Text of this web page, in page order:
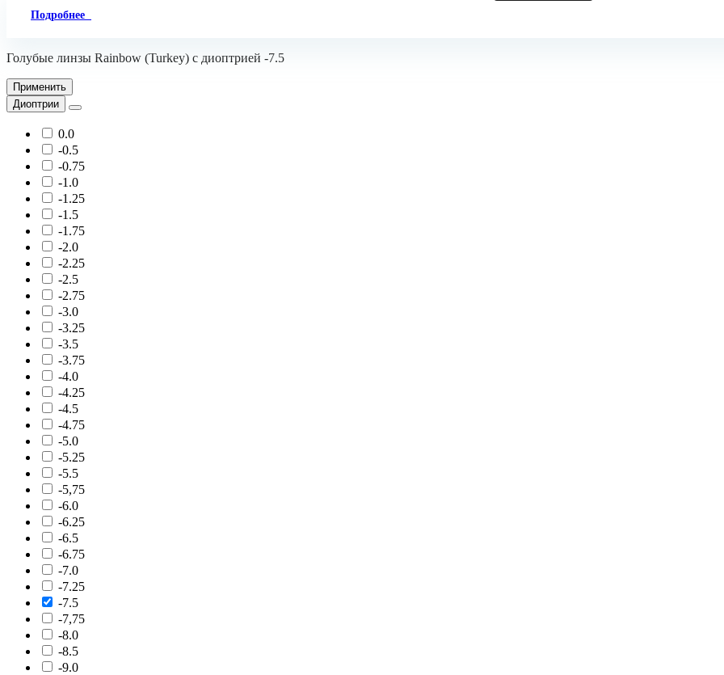
Подробнее
Голубые линзы Rainbow (Turkey) с диоптрией -7.5
Применить
Диоптрии
0.0
-0.5
-0.75
-1.0
-1.25
-1.5
-1.75
-2.0
-2.25
-2.5
-2.75
-3.0
-3.25
-3.5
-3.75
-4.0
-4.25
-4.5
-4.75
-5.0
-5.25
-5.5
-5,75
-6.0
-6.25
-6.5
-6.75
-7.0
-7.25
-7.5
-7,75
-8.0
-8.5
-9.0